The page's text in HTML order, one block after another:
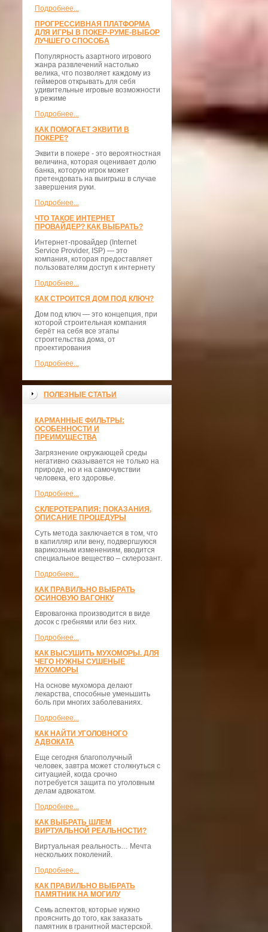
Подробнее...
ПРОГРЕССИВНАЯ ПЛАТФОРМА
ДЛЯ ИГРЫ В ПОКЕР-РУМЕ-ВЫБОР
ЛУЧШЕГО СПОСОБА
Популярность азартного игрового
жанра развлечений настолько
велика, что позволяет каждому из
геймеров открывать для себя
удивительные игровые возможности
в режиме
Подробнее...
КАК ПОМОГАЕТ ЭКВИТИ В
ПОКЕРЕ?
Эквити в покере - это вероятностная
величина, которая оценивает долю
банка, которую игрок может
претендовать на выигрыш в случае
завершения руки.
Подробнее...
ЧТО ТАКОЕ ИНТЕРНЕТ
ПРОВАЙДЕР? КАК ВЫБРАТЬ?
Интернет-провайдер (Internet
Service Provider, ISP) — это
компания, которая предоставляет
пользователям доступ к интернету
Подробнее...
КАК СТРОИТСЯ ДОМ ПОД КЛЮЧ?
Дом под ключ — это концепция, при
которой строительная компания
берёт на себя все этапы
строительства дома, от
проектирования
Подробнее...
ПОЛЕЗНЫЕ СТАТЬИ
КАРМАННЫЕ ФИЛЬТРЫ:
ОСОБЕННОСТИ И
ПРЕИМУЩЕСТВА
Загрязнение окружающей среды
негативно сказывается не только на
природе, но и на самочувствии
человека, его здоровье.
Подробнее...
СКЛЕРОТЕРАПИЯ: ПОКАЗАНИЯ,
ОПИСАНИЕ ПРОЦЕДУРЫ
Суть метода заключается в том, что
в капилляр или вену, подвергшуюся
варикозным изменениям, вводится
специальное вещество – склерозант.
Подробнее...
КАК ПРАВИЛЬНО ВЫБРАТЬ
ОСИНОВУЮ ВАГОНКУ
Евровагонка производится в виде
досок с гребнями или без них.
Подробнее...
КАК ВЫСУШИТЬ МУХОМОРЫ. ДЛЯ
ЧЕГО НУЖНЫ СУШЕНЫЕ
МУХОМОРЫ
На основе мухомора делают
лекарства, способные уменьшить
боль при многих заболеваниях.
Подробнее...
КАК НАЙТИ УГОЛОВНОГО
АДВОКАТА
Еще сегодня благополучный
человек, завтра может столкнуться с
ситуацией, когда срочно
потребуется защита по уголовным
делам адвокатом.
Подробнее...
КАК ВЫБРАТЬ ШЛЕМ
ВИРТУАЛЬНОЙ РЕАЛЬНОСТИ?
Виртуальная реальность… Мечта
нескольких поколений.
Подробнее...
КАК ПРАВИЛЬНО ВЫБРАТЬ
ПАМЯТНИК НА МОГИЛУ
Семь аспектов, которые нужно
прояснить до того, как заказать
памятник в гранитной мастерской.